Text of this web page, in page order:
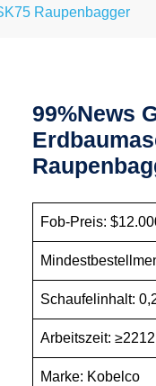
Raupenbagger
99%news
Fob-Preis:
Schaufelinhalt:
Arbeitszeit:
Marke: Kobelco